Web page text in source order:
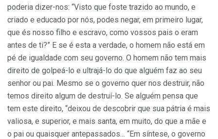
poderia dizer-nos: “Visto que foste trazido ao mundo, e
criado e educado por nós, podes negar, em primeiro lugar,
que és nosso filho e escravo, como vossos pais o eram
antes de ti?” E se é esta a verdade, o homem não está em
pé de igualdade com seu governo. O homem não tem mais
direito de golpeá-lo e ultrajá-lo do que alguém faz ao seu
senhor ou pai. Mesmo se o governo quer nos destruir, não
temos direito algum de destruí-lo. Se alguém pensa que
tem este direito, “deixou de descobrir que sua pátria é mais
valiosa, e superior, e mais santa, em muito, do que a mãe e
o pai ou quaisquer antepassados… “Em síntese, o governo